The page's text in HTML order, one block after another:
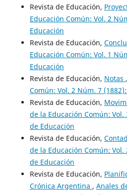
Revista de Educación,
Educación Común: Vol. 2
Educación
Revista de Educación,
Educación Común: Vol. 1
Educación
Revista de Educación, Notas ,
Común: Vol. 2 Núm. 7
Revista de Educación,
de la Educación Común:
de Educación
Revista de Educación,
de la Educación Común:
de Educación
Revista de Educación,
Crónica Argentina , Anales